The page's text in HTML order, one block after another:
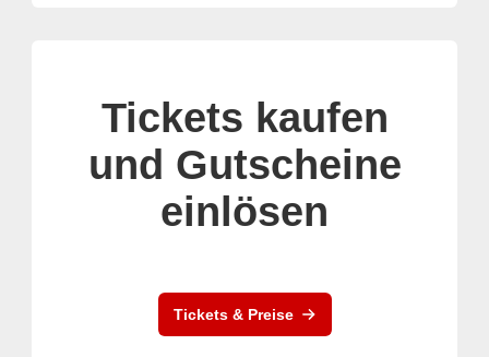
Tickets kaufen
und Gutscheine
einlösen
Tickets & Preise